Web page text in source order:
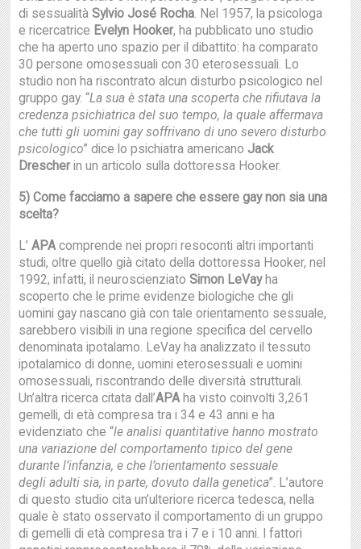
di sessualitàSylvio José Rocha. Nel 1957, la psicologa
e ricercatrice Evelyn Hooker, ha pubblicato uno studio
che ha aperto uno spazio per il dibattito: ha comparato
30 persone omosessuali con 30 eterosessuali. Lo
studio non ha riscontrato alcun disturbo psicologico nel
gruppo gay. “La sua è stata una scoperta che rifiutava la
credenza psichiatrica del suo tempo, la qualeaffermava
che tutti gli uomini gay soffrivano di uno severo disturbo
psicologico” dice lo psichiatra americanoJack
Drescherin un articolo sulla dottoressa Hooker.
5) Come facciamo a sapere che essere gay non sia una
scelta?
L’APAcomprende nei propri resoconti altri importanti
studi, oltre quello già citato della dottoressa Hooker, nel
1992, infatti, il neuroscienziatoSimon LeVayha
scoperto che le prime evidenze biologiche che gli
uomini gay nascano già con tale orientamento sessuale,
sarebbero visibili in una regione specifica del cervello
denominata ipotalamo. LeVay ha analizzato il tessuto
ipotalamico di donne, uomini eterosessuali e uomini
omosessuali, riscontrando delle diversità strutturali.
Un’altra ricerca citata dall’APAha visto coinvolti 3,261
gemelli, di età compresa tra i 34 e 43 anni e ha
evidenziato che “le analisi quantitative hanno mostrato
una variazione delcomportamento tipico del gene
durante l’infanzia, e che l’orientamento sessuale
degliadulti sia, in parte, dovuto dalla genetica”. L’autore
di questo studio cita un’ulteriore ricerca tedesca, nella
quale è stato osservato il comportamento di un gruppo
di gemelli di età compresa tra i 7 e i 10 anni. I fattori